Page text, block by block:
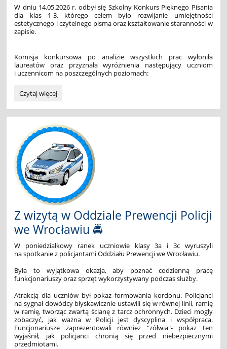
W dniu 14.05.2026 r. odbył się Szkolny Konkurs Pięknego Pisania
dla klas 1-3, którego celem było rozwijanie umiejętności
estetycznego i czytelnego pisma oraz kształtowanie staranności w
zapisie.
Komisja konkursowa po analizie wszystkich prac wyłoniła
laureatów oraz przyznała wyróżnienia następujący uczniom
i uczennicom na poszczególnych poziomach:
SZKOLNY
PIĘKNEGO
KLAS
1-
3:
Czytaj więcej
Z wizytą w Oddziale Prewencji Policji
we Wrocławiu 🚔
W poniedziałkowy ranek uczniowie klasy 3a i 3c wyruszyli
na spotkanie z policjantami Oddziału Prewencji we Wrocławiu.
Była to wyjątkowa okazja, aby poznać codzienną pracę
funkcjonariuszy oraz sprzęt wykorzystywany podczas służby.
Atrakcją dla uczniów był pokaz formowania kordonu. Policjanci
na sygnał dowódcy błyskawicznie ustawili się w równej linii, ramię
w ramię, tworząc zwartą ścianę z tarcz ochronnych. Dzieci mogły
zobaczyć, jak ważna w Policji jest dyscyplina i współpraca.
Funcjonariusze zaprezentowali również "żółwia"- pokaz ten
wyjaśnił, jak policjanci chronią się przed niebezpiecznymi
przedmiotami.